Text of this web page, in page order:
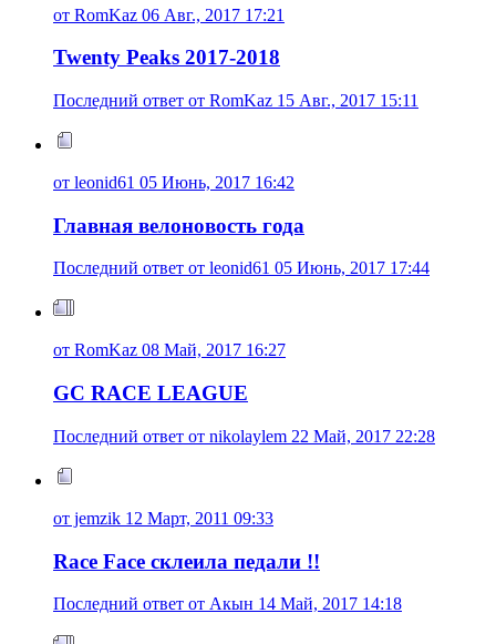
от RomKaz 06 Авг., 2017 17:21
Twenty Peaks 2017-2018
Последний ответ от RomKaz 15 Авг., 2017 15:11
от leonid61 05 Июнь, 2017 16:42
Главная велоновость года
Последний ответ от leonid61 05 Июнь, 2017 17:44
от RomKaz 08 Май, 2017 16:27
GC RACE LEAGUE
Последний ответ от nikolaylem 22 Май, 2017 22:28
от jemzik 12 Март, 2011 09:33
Race Face склеила педали !!
Последний ответ от Акын 14 Май, 2017 14:18